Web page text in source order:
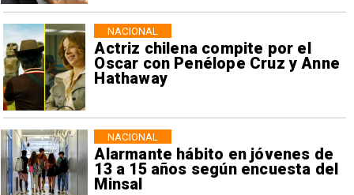
Actriz chilena compite por el
Oscar con Penélope Cruz y Anne
Hathaway
NACIONAL
Alarmante hábito en jóvenes de
13 a 15 años según encuesta del
Minsal
NACIONAL